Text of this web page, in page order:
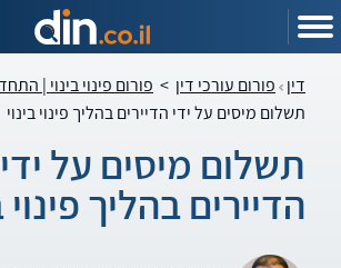
דין פורום עורכי דין > פורום פינוי בינוי |
תשלום מיסים על ידי הדיירים בהליך פינוי בינוי
תשלום מיסים על ידי
הדיירים בהליך פינוי